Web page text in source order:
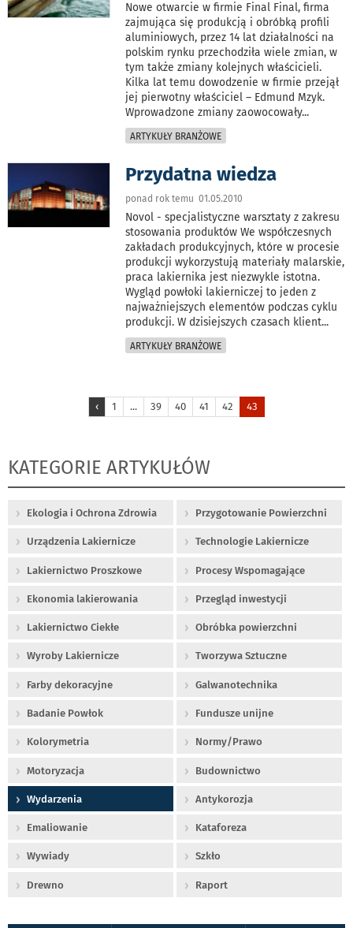
Nowe otwarcie w firmie Final Final, firma
zajmująca się produkcją i obróbką profili
aluminiowych, przez 14 lat działalności na
polskim rynku przechodziła wiele zmian, w
tym także zmiany kolejnych właścicieli.
Kilka lat temu dowodzenie w firmie przejął
jej pierwotny właściciel – Edmund Mzyk.
Wprowadzone zmiany zaowocowały...
ARTYKUŁY BRANŻOWE
Przydatna wiedza
ponad rok temu 01.05.2010
Novol - specjalistyczne warsztaty z zakresu
stosowania produktów We współczesnych
zakładach produkcyjnych, które w procesie
produkcji wykorzystują materiały malarskie,
praca lakiernika jest niezwykle istotna.
Wygląd powłoki lakierniczej to jeden z
najważniejszych elementów podczas cyklu
produkcji. W dzisiejszych czasach klient...
ARTYKUŁY BRANŻOWE
‹ 1 ... 39 40 41 42 43
KATEGORIE ARTYKUŁÓW
Ekologia i Ochrona Zdrowia Przygotowanie Powierzchni
Urządzenia Lakiernicze Technologie Lakiernicze
Lakiernictwo Proszkowe Procesy Wspomagające
Ekonomia lakierowania Przegląd inwestycji
Lakiernictwo Ciekłe Obróbka powierzchni
Wyroby Lakiernicze Tworzywa Sztuczne
Farby dekoracyjne Galwanotechnika
Badanie Powłok Fundusze unijne
Kolorymetria Normy/Prawo
Motoryzacja Budownictwo
Wydarzenia Antykorozja
Emaliowanie Kataforeza
Wywiady Szkło
Drewno Raport